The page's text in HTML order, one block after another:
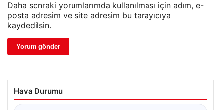
Daha sonraki yorumlarımda kullanılması için adım, e-
posta adresim ve site adresim bu tarayıcıya
kaydedilsin.
Hava Durumu